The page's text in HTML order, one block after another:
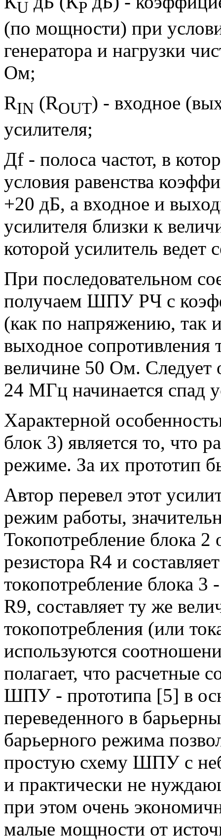
U P
(по мощности) при
генератора и нагрузки
Ом;
RIN (ROUT) - входное
усилителя;
Дf - полоса частот, в
условия равенства
+20 дБ, а входное и
усилителя близки к
которой усилитель
При последовательном
получаем ШПУ РЧ с
(как по напряжению, так
выходное
величине 50 Ом. Следует
24 МГц начинается спад
Характерной
блок 3) является то, что
режиме. За их прототип
Автор перевел этот
режим работы,
Токопотребление блока 2
резистора R4 и
токопотребление блока 3
R9, составляет ту же
токопотребления (или
используются
полагает, что расчетные
ШПУ - прототипа [5] в
переведенного в
барьерного режима
простую схему ШПУ с
и практически не
при этом очень
малые мощности от